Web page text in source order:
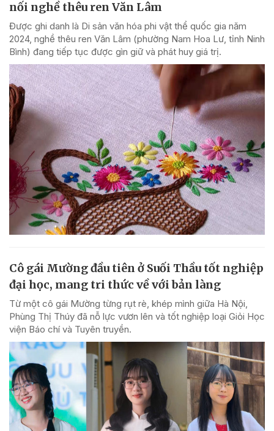
nối nghề thêu ren Văn Lâm
Được ghi danh là Di sản văn hóa phi vật thể quốc gia năm
2024, nghề thêu ren Văn Lâm (phường Nam Hoa Lư, tỉnh Ninh
Bình) đang tiếp tục được gìn giữ và phát huy giá trị.
Cô gái Mường đầu tiên ở Suối Thầu tốt nghiệp
đại học, mang tri thức về với bản làng
Từ một cô gái Mường từng rụt rè, khép mình giữa Hà Nội,
Phùng Thị Thúy đã nỗ lực vươn lên và tốt nghiệp loại Giỏi Học
viện Báo chí và Tuyên truyền.